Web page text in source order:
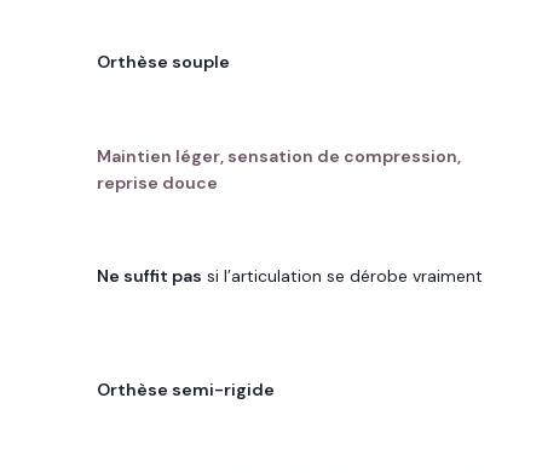
Orthèse souple
Maintien léger, sensation de compression,
reprise douce
Ne suffit pas si l’articulation se dérobe vraiment
Orthèse semi-rigide